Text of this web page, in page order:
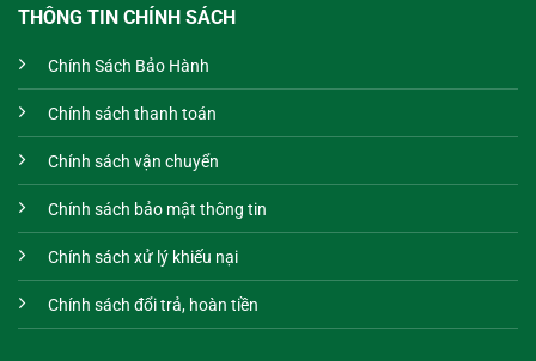
THÔNG TIN CHÍNH SÁCH
Chính Sách Bảo Hành
Chính sách thanh toán
Chính sách vận chuyển
Chính sách bảo mật thông tin
Chính sách xử lý khiếu nại
Chính sách đổi trả, hoàn tiền